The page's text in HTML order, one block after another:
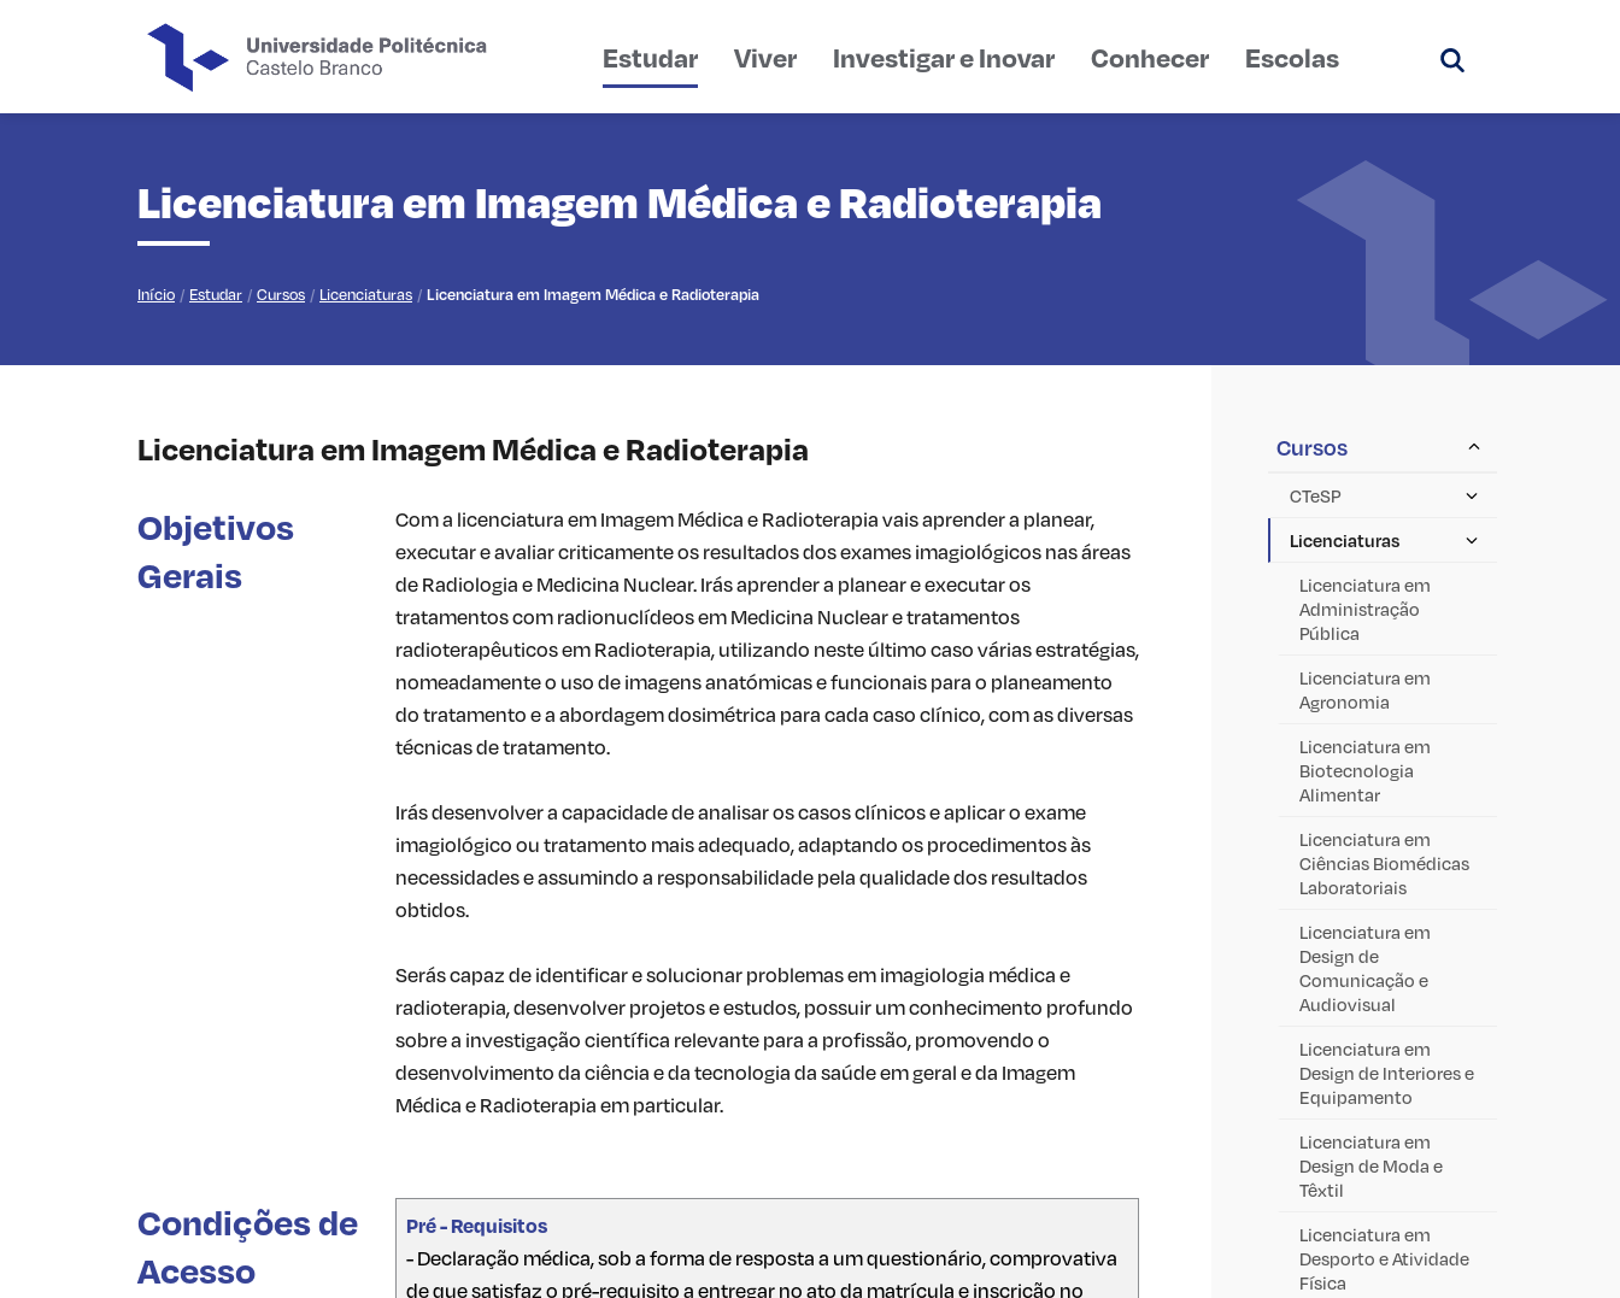
Estudar Viver Investigar e Inovar Conhecer
Escolas
Licenciatura em Imagem Médica e Radioterapia
Início Estudar Cursos Licenciaturas Licenciatura em Imagem Médica e Radioterapia
Licenciatura em Imagem Médica e Radioterapia
Objetivos
Gerais
Com a licenciatura em Imagem Médica e Radioterapia vais aprender a planear,
executar e avaliar criticamente os resultados dos exames imagiológicos nas áreas
de Radiologia e Medicina Nuclear. Irás aprender a planear e executar os
tratamentos com radionuclídeos em Medicina Nuclear e tratamentos
radioterapêuticos em Radioterapia, utilizando neste último caso várias estratégias,
nomeadamente o uso de imagens anatómicas e funcionais para o planeamento
do tratamento e a abordagem dosimétrica para cada caso clínico, com as diversas
técnicas de tratamento.
Irás desenvolver a capacidade de analisar os casos clínicos e aplicar o exame
imagiológico ou tratamento mais adequado, adaptando os procedimentos às
necessidades e assumindo a responsabilidade pela qualidade dos resultados
obtidos.
Serás capaz de identificar e solucionar problemas em imagiologia médica e
radioterapia, desenvolver projetos e estudos, possuir um conhecimento profundo
sobre a investigação científica relevante para a profissão, promovendo o
desenvolvimento da ciência e da tecnologia da saúde em geral e da Imagem
Médica e Radioterapia em particular.
Condições de
Acesso
Pré - Requisitos
- Declaração médica, sob a forma de resposta a um questionário, comprovativa
de que satisfaz o pré-requisito a entregar no ato da matrícula e inscrição no
Cursos
CTeSP
Licenciaturas
Licenciatura em
Administração
Pública
Licenciatura em
Agronomia
Licenciatura em
Biotecnologia
Alimentar
Licenciatura em
Ciências Biomédicas
Laboratoriais
Licenciatura em
Design de
Comunicação e
Audiovisual
Licenciatura em
Design de Interiores e
Equipamento
Licenciatura em
Design de Moda e
Têxtil
Licenciatura em
Desporto e Atividade
Física